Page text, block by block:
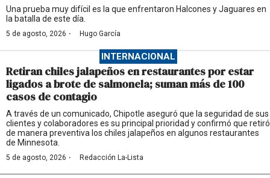
Una prueba muy difícil es la que enfrentaron Halcones y Jaguares en
la batalla de este día.
5 de agosto, 2026 · Hugo García
INTERNACIONAL
Retiran chiles jalapeños en restaurantes por estar
ligados a brote de salmonela; suman más de 100
casos de contagio
A través de un comunicado, Chipotle aseguró que la seguridad de sus
clientes y colaboradores es su principal prioridad y confirmó que retiró
de manera preventiva los chiles jalapeños en algunos restaurantes
de Minnesota.
5 de agosto, 2026 · Redacción La-Lista